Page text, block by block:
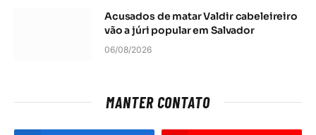
Acusados de matar Valdir cabeleireiro
vão a júri popular em Salvador
06/08/2026
MANTER CONTATO